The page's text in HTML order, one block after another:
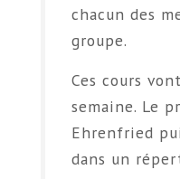
chacun des
groupe.
Ces cours
semaine. Le
Ehrenfried
dans un